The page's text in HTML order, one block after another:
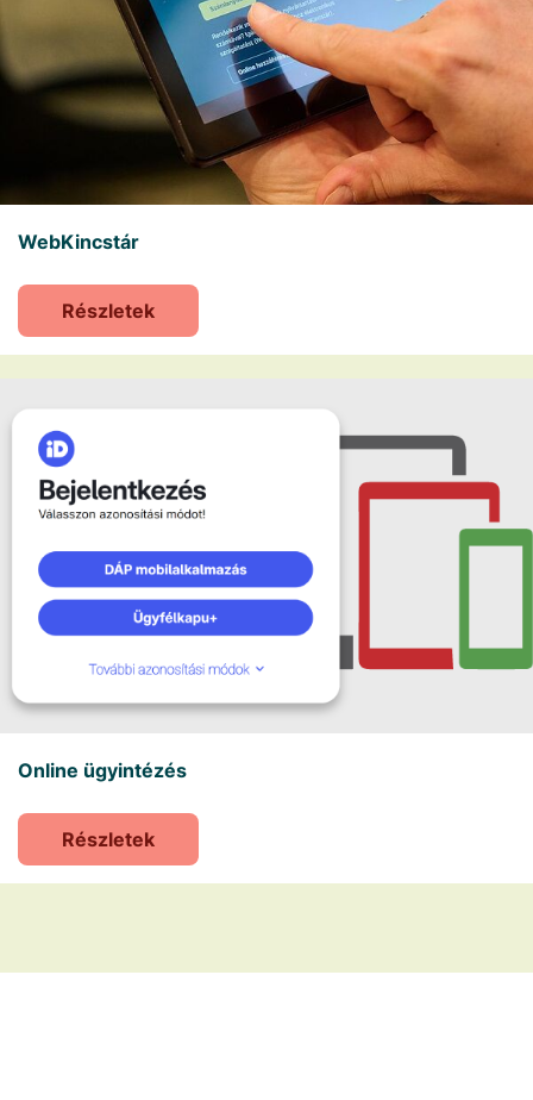
WebKincstár
Részletek
Online ügyintézés
Részletek